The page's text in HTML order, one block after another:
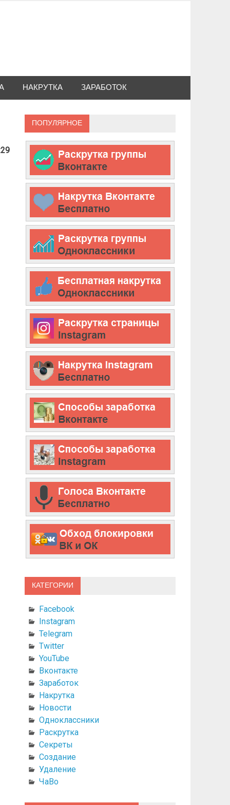
НАКРУТКА ЗАРАБОТОК
ПОПУЛЯРНОЕ
КАТЕГОРИИ
Facebook
Instagram
Telegram
Twitter
YouTube
Вконтакте
Заработок
Накрутка
Новости
Одноклассники
Раскрутка
Секреты
Создание
Удаление
ЧаВо